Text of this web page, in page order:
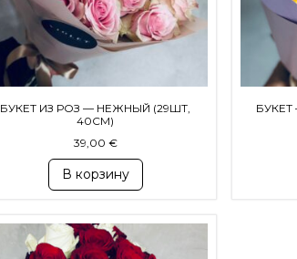
БУКЕТ ИЗ РОЗ — НЕЖНЫЙ (29ШТ,
40СМ)
39,00 €
В корзину